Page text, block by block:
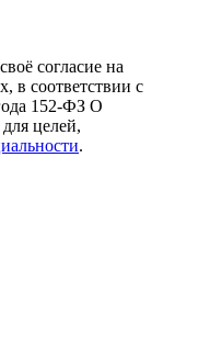
согласие на
в соответствии с
152-ФЗ О
целей,
.